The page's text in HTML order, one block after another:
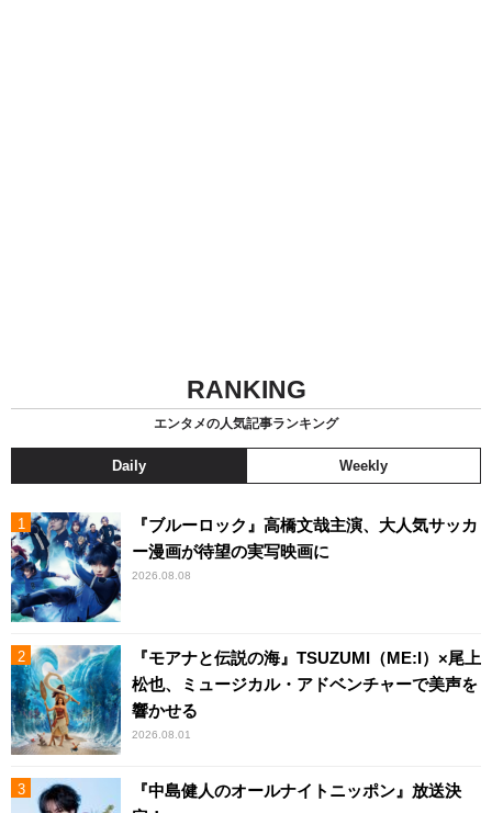
RANKING
エンタメの人気記事ランキング
Daily Weekly
『ブルーロック』高橋文哉主演、大人気サッカ
ー漫画が待望の実写映画に
2026.08.08
『モアナと伝説の海』TSUZUMI（ME:I）×尾上
松也、ミュージカル・アドベンチャーで美声を
響かせる
2026.08.01
『中島健人のオールナイトニッポン』放送決